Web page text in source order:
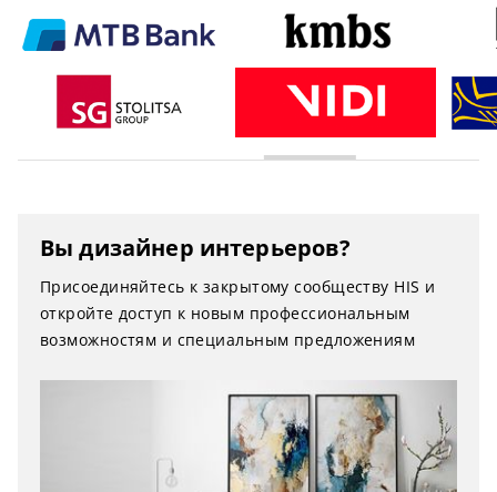
Вы дизайнер интерьеров?
Присоединяйтесь к закрытому сообществу HIS и
откройте доступ к новым профессиональным
возможностям и специальным предложениям